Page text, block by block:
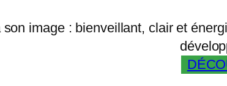
image : bienveillant, clair et